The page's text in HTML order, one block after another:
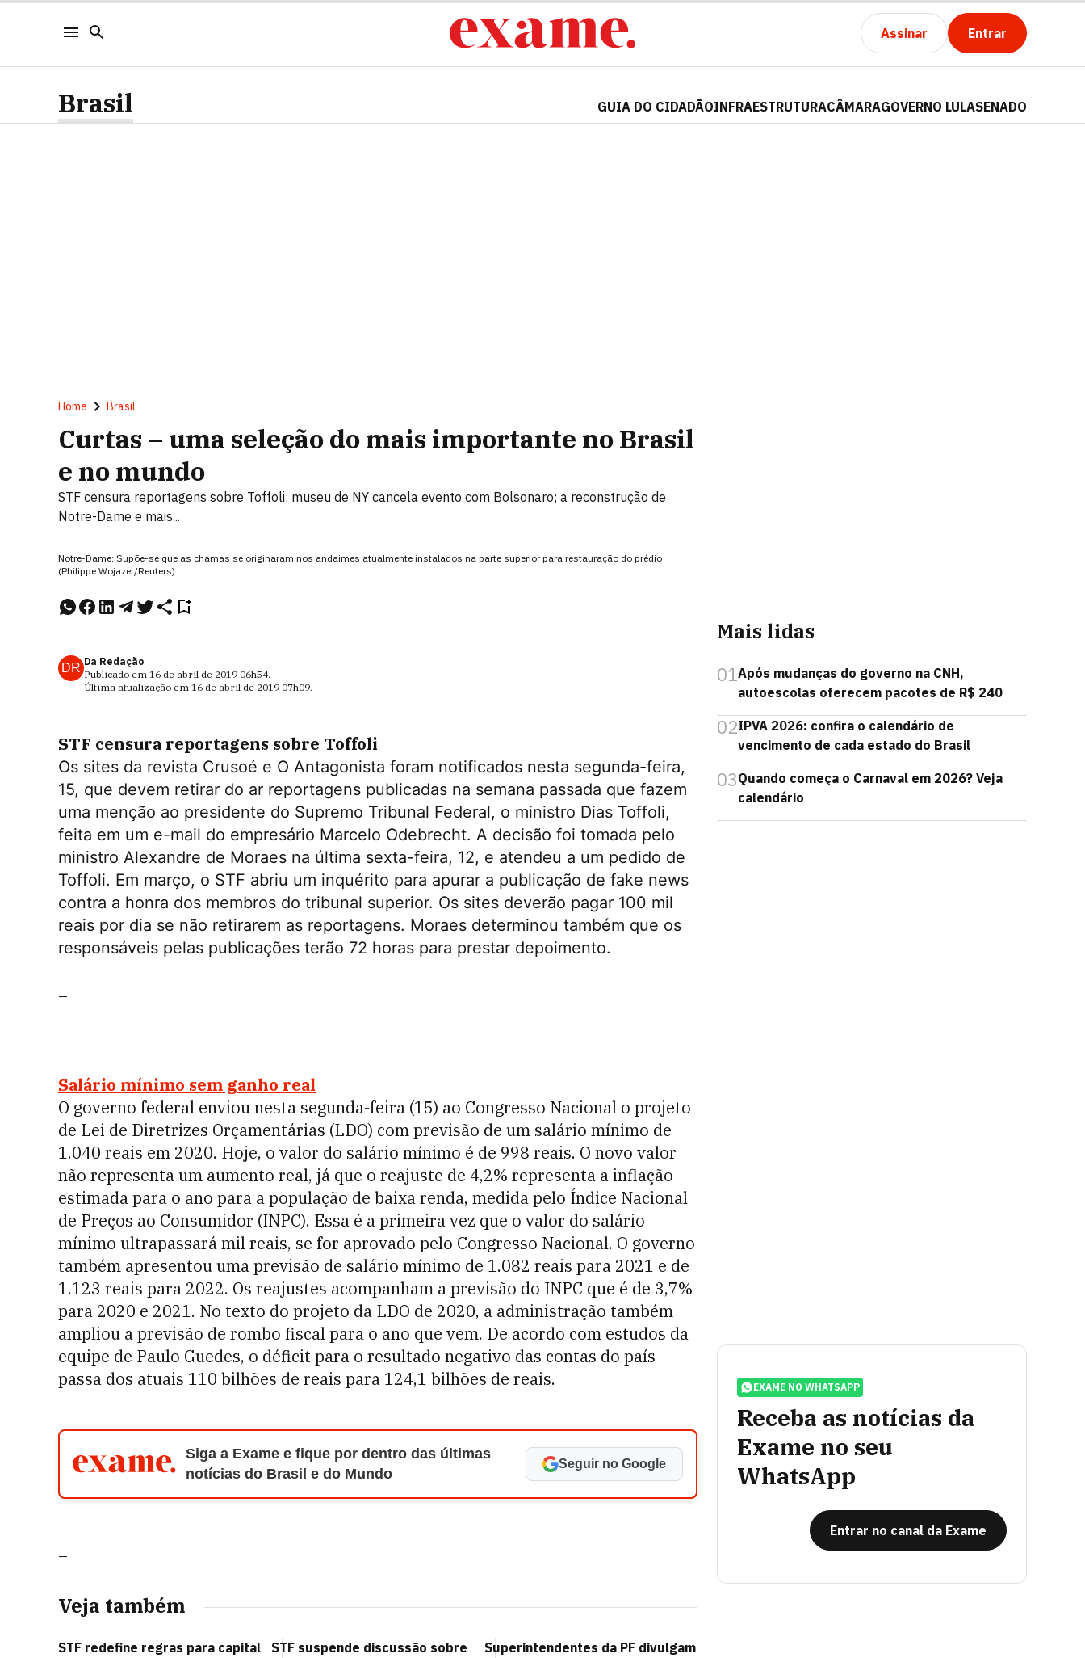
Assinar Entrar
Brasil GUIA DO CIDADÃOINFRAESTRUTURACÂMARAGOVERNO LULASENADO
Home Brasil
Curtas – uma seleção do mais importante no Brasil
e no mundo
STF censura reportagens sobre Toffoli; museu de NY cancela evento com Bolsonaro; a reconstrução de
Notre-Dame e mais...
Notre-Dame: Supõe-se que as chamas se originaram nos andaimes atualmente instalados na parte superior para restauração do prédio
(Philippe Wojazer/Reuters)
DR Da Redação
Publicado em 16 de abril de 2019 06h54.
Última atualização em 16 de abril de 2019 07h09.
STF censura reportagens sobre Toffoli
Os sites da revista Crusoé e O Antagonista foram notificados nesta segunda-feira,
15, que devem retirar do ar reportagens publicadas na semana passada que fazem
uma menção ao presidente do Supremo Tribunal Federal, o ministro Dias Toffoli,
feita em um e-mail do empresário Marcelo Odebrecht. A decisão foi tomada pelo
ministro Alexandre de Moraes na última sexta-feira, 12, e atendeu a um pedido de
Toffoli. Em março, o STF abriu um inquérito para apurar a publicação de fake news
contra a honra dos membros do tribunal superior. Os sites deverão pagar 100 mil
reais por dia se não retirarem as reportagens. Moraes determinou também que os
responsáveis pelas publicações terão 72 horas para prestar depoimento.
–
Salário mínimo sem ganho real
O governo federal enviou nesta segunda-feira (15) ao Congresso Nacional o projeto
de Lei de Diretrizes Orçamentárias (LDO) com previsão de um salário mínimo de
1.040 reais em 2020. Hoje, o valor do salário mínimo é de 998 reais.​ O novo valor
não representa um aumento real, já que o reajuste de 4,2% representa a inflação
estimada para o ano para a população de baixa renda, medida pelo Índice Nacional
de Preços ao Consumidor (INPC). Essa é a primeira vez que o valor do salário
mínimo ultrapassará mil reais, se for aprovado pelo Congresso Nacional. O governo
também apresentou uma previsão de salário mínimo de 1.082 reais para 2021 e de
1.123 reais para 2022. Os reajustes acompanham a previsão do INPC que é de 3,7%
para 2020 e 2021. No texto do projeto da LDO de 2020, a administração também
ampliou a previsão de rombo fiscal para o ano que vem. De acordo com estudos da
equipe de Paulo Guedes, o déficit para o resultado negativo das contas do país
passa dos atuais 110 bilhões de reais para 124,1 bilhões de reais.
Siga a Exame e fique por dentro das últimas
notícias do Brasil e do Mundo
Seguir no Google
Veja também
STF redefine regras para capital
STF suspende discussão sobre
Superintendentes da PF divulgam
Mais lidas
01Após mudanças do governo na CNH,
autoescolas oferecem pacotes de R$ 240
02IPVA 2026: confira o calendário de
vencimento de cada estado do Brasil
03Quando começa o Carnaval em 2026? Veja
calendário
EXAME NO WHATSAPP
Receba as notícias da
Exame no seu
WhatsApp
Entrar no canal da Exame